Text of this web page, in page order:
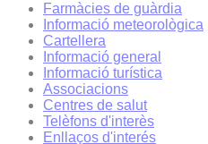
Farmàcies de guàrdia
Informació meteorològica
Cartellera
Informació general
Informació turística
Associacions
Centres de salut
Telèfons d'interès
Enllaços d'interés